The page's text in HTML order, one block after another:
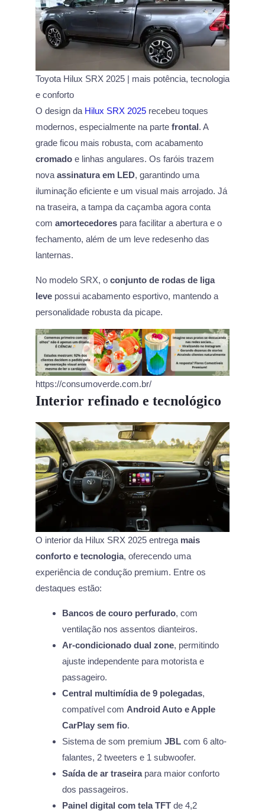
Toyota Hilux SRX 2025 | mais potência, tecnologia
e conforto
O design da Hilux SRX 2025 recebeu toques
modernos, especialmente na parte frontal. A
grade ficou mais robusta, com acabamento
cromado e linhas angulares. Os faróis trazem
nova assinatura em LED, garantindo uma
iluminação eficiente e um visual mais arrojado. Já
na traseira, a tampa da caçamba agora conta
com amortecedores para facilitar a abertura e o
fechamento, além de um leve redesenho das
lanternas.
No modelo SRX, o conjunto de rodas de liga
leve possui acabamento esportivo, mantendo a
personalidade robusta da picape.
https://consumoverde.com.br/
Interior refinado e tecnológico
O interior da Hilux SRX 2025 entrega mais
conforto e tecnologia, oferecendo uma
experiência de condução premium. Entre os
destaques estão:
Bancos de couro perfurado, com
ventilação nos assentos dianteiros.
Ar-condicionado dual zone, permitindo
ajuste independente para motorista e
passageiro.
Central multimídia de 9 polegadas,
compatível com Android Auto e Apple
CarPlay sem fio.
Sistema de som premium JBL com 6 alto-
falantes, 2 tweeters e 1 subwoofer.
Saída de ar traseirapara maior conforto
dos passageiros.
Painel digital com tela TFT de 4,2